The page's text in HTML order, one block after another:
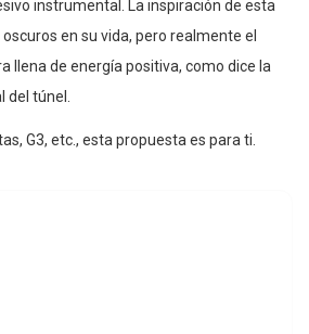
instrumental. La inspiración de esta
en su vida, pero realmente el
llena de energía positiva, como dice la
túnel.
G3, etc., esta propuesta es para ti.